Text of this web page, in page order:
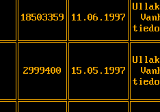
18503359 11.06.1997
2999400 15.05.1997